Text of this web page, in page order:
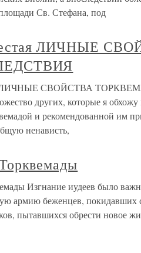
Св. Стефана, под
ЛИЧНЫЕ
ЛИЧНЫЕ СВОЙСТВА
других, которые я
и рекомендованной им
ненависть,
Изгнание иудеев было
армию беженцев, покидавших
пытавшихся обрести новое